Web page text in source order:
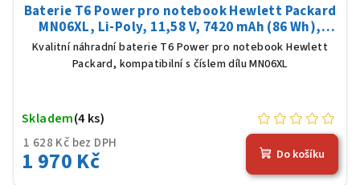
Baterie T6 Power pro notebook Hewlett Packard
MN06XL, Li-Poly, 11,58 V, 7420 mAh (86 Wh),
černá
Kvalitní náhradní baterie T6 Power pro notebook Hewlett
Packard, kompatibilní s číslem dílu MN06XL
1 628 Kč bez DPH
1 970 Kč
Skladem(4 ks)
Do košíku